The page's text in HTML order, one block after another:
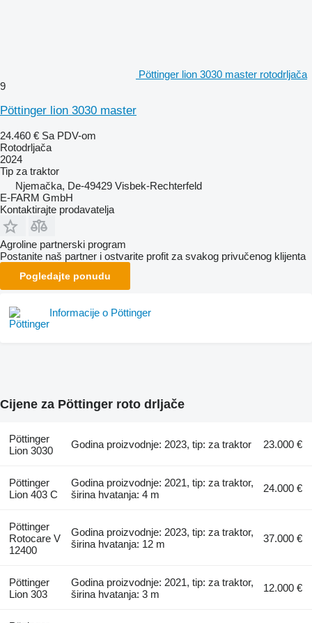
Pöttinger lion 3030 master rotodrljača
9
Pöttinger lion 3030 master
24.460 € Sa PDV-om
Rotodrljača
2024
Tip za traktor
Njemačka, De-49429 Visbek-Rechterfeld
E-FARM GmbH
Kontaktirajte prodavatelja
Agroline partnerski program
Postanite naš partner i ostvarite profit za svakog privučenog klijenta
Pogledajte ponudu
Informacije o Pöttinger
Cijene za Pöttinger roto drljače
Pöttinger
Lion 3030
Godina proizvodnje: 2023, tip: za traktor 23.000 €
Pöttinger
Lion 403 C
Godina proizvodnje: 2021, tip: za traktor,
širina hvatanja: 4 m
24.000 €
Pöttinger
Rotocare V
12400
Godina proizvodnje: 2023, tip: za traktor,
širina hvatanja: 12 m
37.000 €
Pöttinger
Lion 303
Godina proizvodnje: 2021, tip: za traktor,
širina hvatanja: 3 m
12.000 €